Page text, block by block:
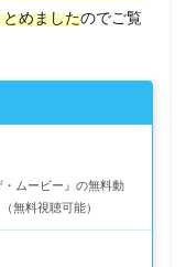
めましたのでご覧
ムービー』の無料動
無料視聴可能）